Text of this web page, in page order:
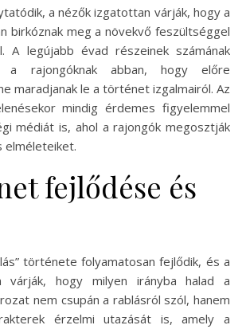
a nézők izgatottan várják, hogy a
birkóznak meg a növekvő feszültséggel
A legújabb évad részeinek számának
a rajongóknak abban, hogy előre
maradjanak le a történet izgalmairól. Az
mindig érdemes figyelemmel
médiát is, ahol a rajongók megosztják
elméleteiket.
fejlődése és
története folyamatosan fejlődik, és a
várják, hogy milyen irányba halad a
nem csupán a rablásról szól, hanem
érzelmi utazását is, amely a